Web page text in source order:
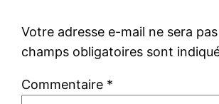
Votre adresse e-mail ne sera
champs obligatoires sont
Commentaire *